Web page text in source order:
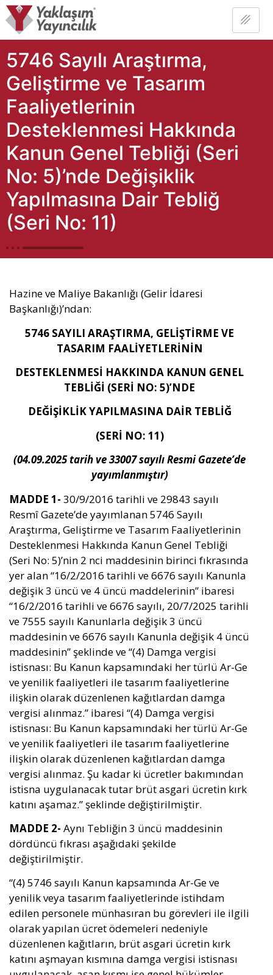
5746 Sayılı Araştırma,
Geliştirme ve Tasarım
Faaliyetlerinin
Desteklenmesi Hakkında
Kanun Genel Tebliği (Seri
No: 5)’nde Değişiklik
Yapılmasına Dair Tebliğ
(Seri No: 11)
Hazine ve Maliye Bakanlığı (Gelir İdaresi
Başkanlığı)’ndan:
5746 SAYILI ARAŞTIRMA, GELİŞTİRME VE
TASARIM FAALİYETLERİNİN
DESTEKLENMESİ HAKKINDA KANUN GENEL
TEBLİĞİ (SERİ NO: 5)’NDE
DEĞİŞİKLİK YAPILMASINA DAİR TEBLİĞ
(SERİ NO: 11)
(04.09.2025 tarih ve 33007 sayılı Resmi Gazete’de
yayımlanmıştır)
MADDE 1- 30/9/2016 tarihli ve 29843 sayılı
Resmî Gazete’de yayımlanan 5746 Sayılı
Araştırma, Geliştirme ve Tasarım Faaliyetlerinin
Desteklenmesi Hakkında Kanun Genel Tebliği
(Seri No: 5)’nin 2 nci maddesinin birinci fıkrasında
yer alan “16/2/2016 tarihli ve 6676 sayılı Kanunla
değişik 3 üncü ve 4 üncü maddelerinin” ibaresi
“16/2/2016 tarihli ve 6676 sayılı, 20/7/2025 tarihli
ve 7555 sayılı Kanunlarla değişik 3 üncü
maddesinin ve 6676 sayılı Kanunla değişik 4 üncü
maddesinin” şeklinde ve “(4) Damga vergisi
istisnası: Bu Kanun kapsamındaki her türlü Ar-Ge
ve yenilik faaliyetleri ile tasarım faaliyetlerine
ilişkin olarak düzenlenen kağıtlardan damga
vergisi alınmaz.” ibaresi “(4) Damga vergisi
istisnası: Bu Kanun kapsamındaki her türlü Ar-Ge
ve yenilik faaliyetleri ile tasarım faaliyetlerine
ilişkin olarak düzenlenen kağıtlardan damga
vergisi alınmaz. Şu kadar ki ücretler bakımından
istisna uygulanacak tutar brüt asgari ücretin kırk
katını aşamaz.” şeklinde değiştirilmiştir.
MADDE 2- Aynı Tebliğin 3 üncü maddesinin
dördüncü fıkrası aşağıdaki şekilde
değiştirilmiştir.
“(4) 5746 sayılı Kanun kapsamında Ar-Ge ve
yenilik veya tasarım faaliyetlerinde istihdam
edilen personele münhasıran bu görevleri ile ilgili
olarak yapılan ücret ödemeleri nedeniyle
düzenlenen kağıtların, brüt asgari ücretin kırk
katını aşmayan kısmına damga vergisi istisnası